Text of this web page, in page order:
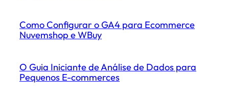
Como Configurar o GA4 para Ecommerce
Nuvemshop e WBuy
O Guia Iniciante de Análise de Dados para
Pequenos E-commerces